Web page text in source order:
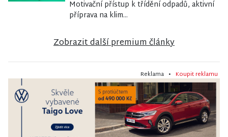
Motivační přístup k třídění odpadů, aktivní
příprava na klim...
Zobrazit další premium články
Reklama • Koupit reklamu